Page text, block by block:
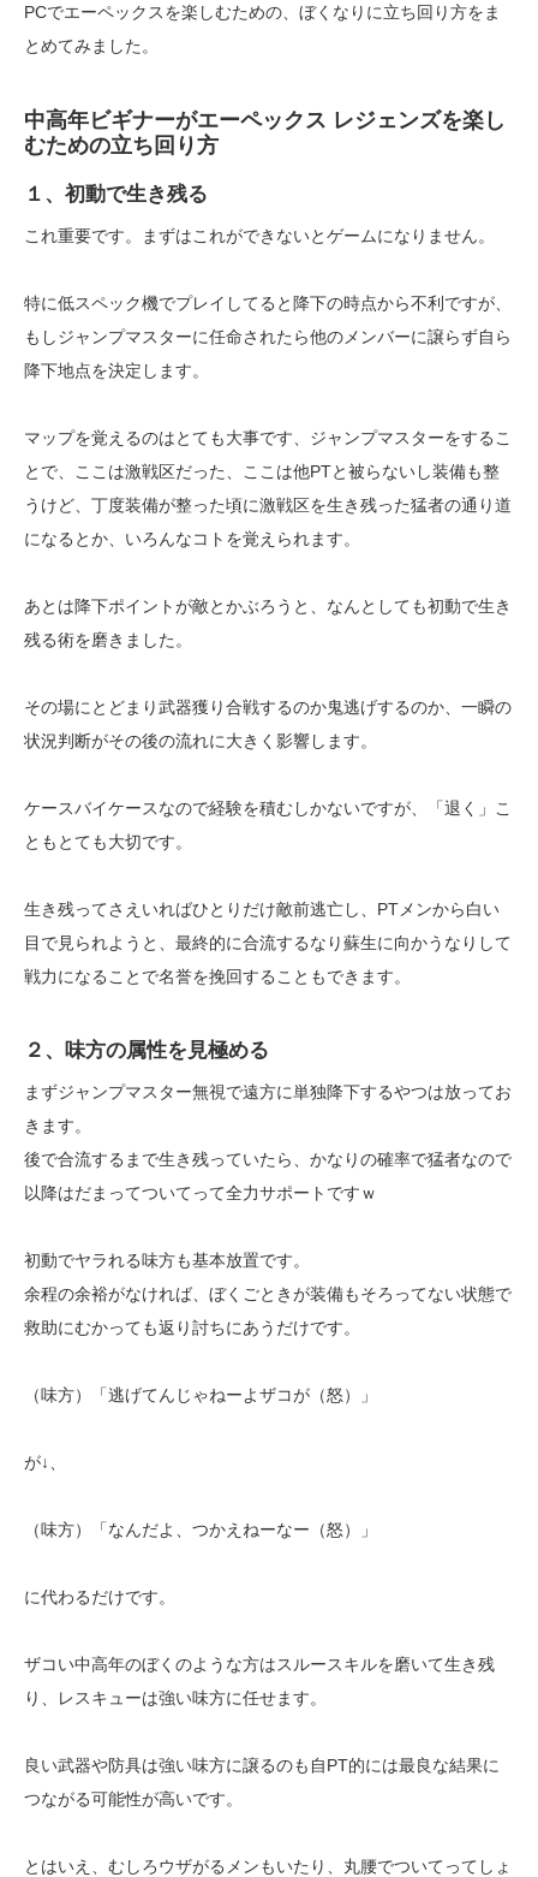
PCでエーペックスを楽しむための、ぼくなりに立ち回り方をま
とめてみました。
中高年ビギナーがエーペックス レジェンズを楽し
むための立ち回り方
１、初動で生き残る
これ重要です。まずはこれができないとゲームになりません。
特に低スペック機でプレイしてると降下の時点から不利ですが、
もしジャンプマスターに任命されたら他のメンバーに譲らず自ら
降下地点を決定します。
マップを覚えるのはとても大事です、ジャンプマスターをするこ
とで、ここは激戦区だった、ここは他PTと被らないし装備も整
うけど、丁度装備が整った頃に激戦区を生き残った猛者の通り道
になるとか、いろんなコトを覚えられます。
あとは降下ポイントが敵とかぶろうと、なんとしても初動で生き
残る術を磨きました。
その場にとどまり武器獲り合戦するのか鬼逃げするのか、一瞬の
状況判断がその後の流れに大きく影響します。
ケースバイケースなので経験を積むしかないですが、「退く」こ
ともとても大切です。
生き残ってさえいればひとりだけ敵前逃亡し、PTメンから白い
目で見られようと、最終的に合流するなり蘇生に向かうなりして
戦力になることで名誉を挽回することもできます。
２、味方の属性を見極める
まずジャンプマスター無視で遠方に単独降下するやつは放ってお
きます。
後で合流するまで生き残っていたら、かなりの確率で猛者なので
以降はだまってついてって全力サポートですｗ
初動でヤラれる味方も基本放置です。
余程の余裕がなければ、ぼくごときが装備もそろってない状態で
救助にむかっても返り討ちにあうだけです。
（味方）「逃げてんじゃねーよザコが（怒）」
が↓、
（味方）「なんだよ、つかえねーなー（怒）」
に代わるだけです。
ザコい中高年のぼくのような方はスルースキルを磨いて生き残
り、レスキューは強い味方に任せます。
良い武器や防具は強い味方に譲るのも自PT的には最良な結果に
つながる可能性が高いです。
とはいえ、むしろウザがるメンもいたり、丸腰でついてってしょ